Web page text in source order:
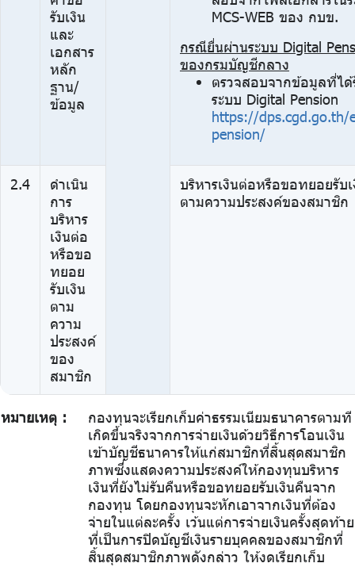
รับเงิน
และ
เอกสาร
หลัก
ฐาน/
ข้อมูล
MCS-WEB ของ กบข.
กรณียื่นผ่านระบบ Digital
ของกรมบัญชีกลาง
ตรวจสอบจากข้อมูลที่ได้
ระบบ Digital Pension
https://dps.cgd.go.th/
pension/
2.4
ดำเนิน
การ
บริหาร
เงินต่อ
หรือขอ
ทยอย
รับเงิน
ตาม
ความ
ประสงค์
ของ
สมาชิก
บริหารเงินต่อหรือขอทยอยรับ
ตามความประสงค์ของสมาชิก
หมายเหตุ :
กองทุนจะเรียกเก็บค่าธรรมเนียมธนาคารตามที่
เกิดขึ้นจริงจากการจ่ายเงินด้วยวิธีการโอนเงิน
เข้าบัญชีธนาคารให้แก่สมาชิกที่สิ้นสุดสมาชิก
ภาพซึ่งแสดงความประสงค์ให้กองทุนบริหาร
เงินที่ยังไม่รับคืนหรือขอทยอยรับเงินคืนจาก
กองทุน โดยกองทุนจะหักเอาจากเงินที่ต้อง
จ่ายในแต่ละครั้ง เว้นแต่การจ่ายเงินครั้งสุดท้าย
ที่เป็นการปิดบัญชีเงินรายบุคคลของสมาชิกที่
สิ้นสุดสมาชิกภาพดังกล่าว ให้งดเรียกเก็บ